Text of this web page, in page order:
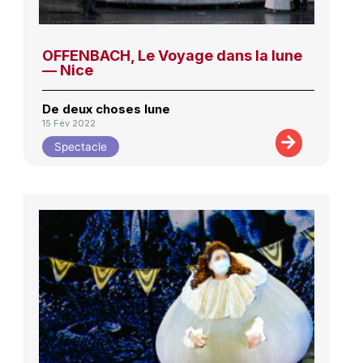
OFFENBACH, Le Voyage dans la lune
— Nice
De deux choses lune
15 Fév 2022
Spectacle